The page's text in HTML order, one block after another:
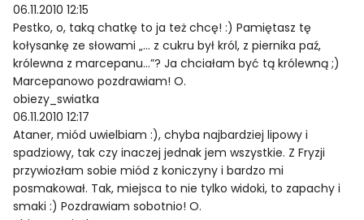
06.11.2010 12:15
Pestko, o, taką chatkę to ja też chcę! :) Pamiętasz tę
kołysankę ze słowami „… z cukru był król, z piernika paź,
królewna z marcepanu…”? Ja chciałam być tą królewną ;)
Marcepanowo pozdrawiam! O.
obiezy_swiatka
06.11.2010 12:17
Ataner, miód uwielbiam :), chyba najbardziej lipowy i
spadziowy, tak czy inaczej jednak jem wszystkie. Z Fryzji
przywiozłam sobie miód z koniczyny i bardzo mi
posmakował. Tak, miejsca to nie tylko widoki, to zapachy i
smaki :) Pozdrawiam sobotnio! O.